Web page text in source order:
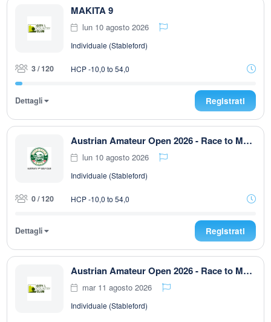
MAKITA 9
lun 10 agosto 2026
Individuale (Stableford)
3 / 120 HCP -10,0 to 54,0
Dettagli Registrati
Austrian Amateur Open 2026 - Race to Malaysia
lun 10 agosto 2026
Individuale (Stableford)
0 / 120 HCP -10,0 to 54,0
Dettagli Registrati
Austrian Amateur Open 2026 - Race to Malaysia 9-Loch
mar 11 agosto 2026
Individuale (Stableford)